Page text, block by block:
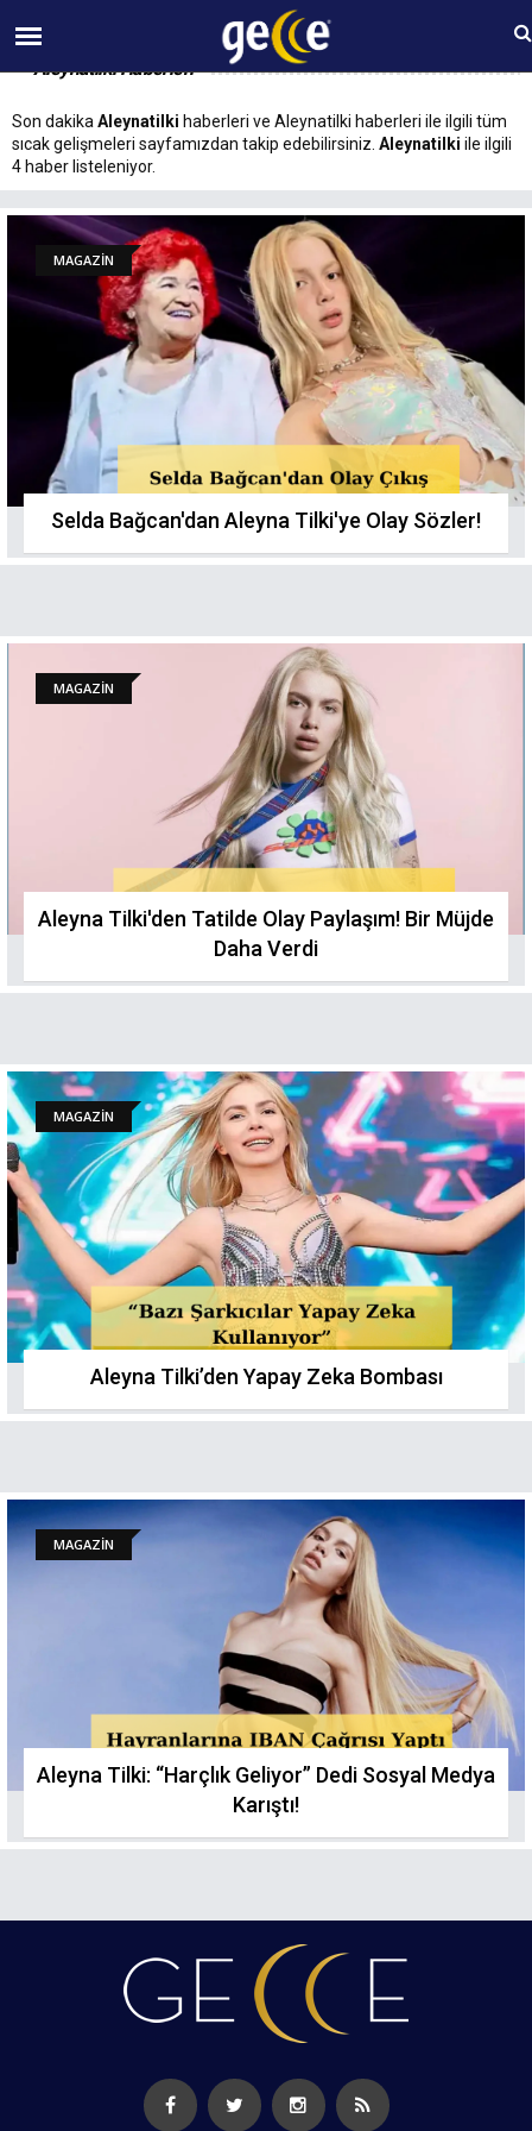
08 AĞUSTOS Cumartesi 10:58
Aleynatilki Haberleri
Son dakika Aleynatilki haberleri ve Aleynatilki haberleri ile ilgili tüm
sıcak gelişmeleri sayfamızdan takip edebilirsiniz. Aleynatilki ile ilgili
4 haber listeleniyor.
MAGAZİN
Selda Bağcan'dan Aleyna Tilki'ye Olay Sözler!
MAGAZİN
Aleyna Tilki'den Tatilde Olay Paylaşım! Bir Müjde
Daha Verdi
MAGAZİN
Aleyna Tilki’den Yapay Zeka Bombası
MAGAZİN
Aleyna Tilki: “Harçlık Geliyor” Dedi Sosyal Medya
Karıştı!